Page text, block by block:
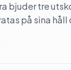
bjuder tre
på sina